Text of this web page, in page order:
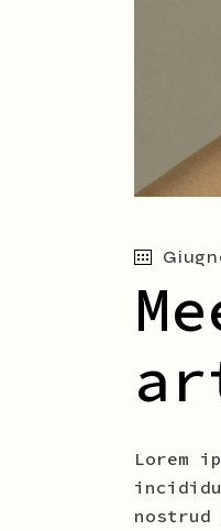
Lorem